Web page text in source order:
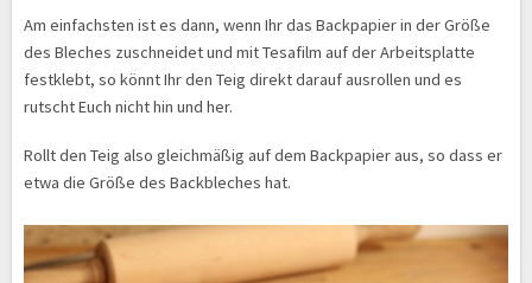
Am einfachsten ist es dann, wenn Ihr das Backpapier in der Größe
des Bleches zuschneidet und mit Tesafilm auf der Arbeitsplatte
festklebt, so könnt Ihr den Teig direkt darauf ausrollen und es
rutscht Euch nicht hin und her.
Rollt den Teig also gleichmäßig auf dem Backpapier aus, so dass er
etwa die Größe des Backbleches hat.